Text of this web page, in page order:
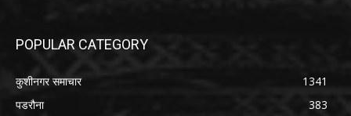
POPULAR CATEGORY
कुशीनगर समाचार
1341
पडरौना
383